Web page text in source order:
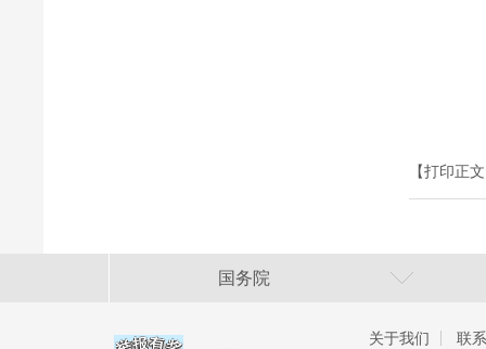
【打印正
国务院
关于我们
联